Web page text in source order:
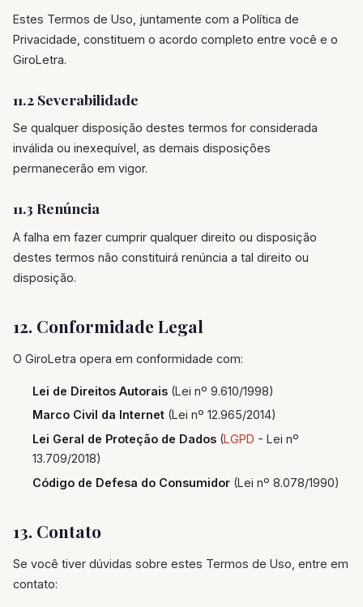
Estes Termos de Uso, juntamente com a Política de
Privacidade, constituem o acordo completo entre você e o
GiroLetra.
11.2 Severabilidade
Se qualquer disposição destes termos for considerada
inválida ou inexequível, as demais disposições
permanecerão em vigor.
11.3 Renúncia
A falha em fazer cumprir qualquer direito ou disposição
destes termos não constituirá renúncia a tal direito ou
disposição.
12. Conformidade Legal
O GiroLetra opera em conformidade com:
Lei de Direitos Autorais (Lei nº 9.610/1998)
Marco Civil da Internet (Lei nº 12.965/2014)
Lei Geral de Proteção de Dados (LGPD - Lei nº
13.709/2018)
Código de Defesa do Consumidor (Lei nº 8.078/1990)
13. Contato
Se você tiver dúvidas sobre estes Termos de Uso, entre em
contato: